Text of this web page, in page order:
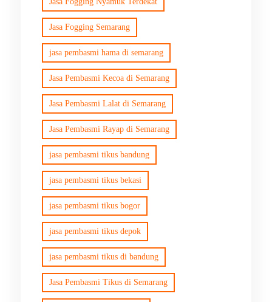
Jasa Fogging Semarang
jasa pembasmi hama di semarang
Jasa Pembasmi Kecoa di Semarang
Jasa Pembasmi Lalat di Semarang
Jasa Pembasmi Rayap di Semarang
jasa pembasmi tikus bandung
jasa pembasmi tikus bekasi
jasa pembasmi tikus bogor
jasa pembasmi tikus depok
jasa pembasmi tikus di bandung
Jasa Pembasmi Tikus di Semarang